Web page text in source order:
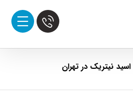
نیتریک در تهران